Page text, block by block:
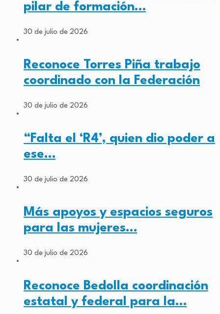
pilar de formación…
30 de julio de 2026
Reconoce Torres Piña trabajo
coordinado con la Federación
30 de julio de 2026
“Falta el ‘R4’, quien dio poder a
ese…
30 de julio de 2026
Más apoyos y espacios seguros
para las mujeres…
30 de julio de 2026
Reconoce Bedolla coordinación
estatal y federal para la…